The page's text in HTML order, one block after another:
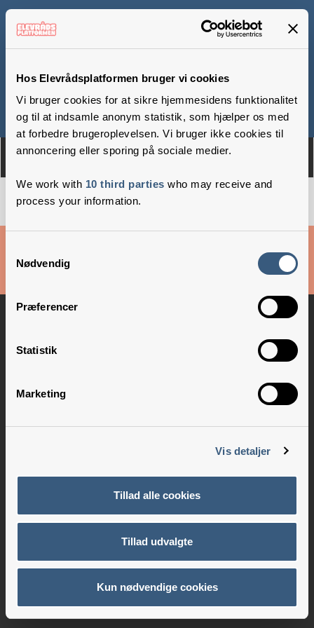
Hos Elevrådsplatformen bruger vi cookies
Vi bruger cookies for at sikre hjemmesidens funktionalitet
og til at indsamle anonym statistik, som hjælper os med
at forbedre brugeroplevelsen. Vi bruger ikke cookies til
annoncering eller sporing på sociale medier.
We work with 10 third parties who may receive and
process your information.
Nødvendig
Præferencer
Statistik
Marketing
Vis detaljer
Tillad alle cookies
Tillad udvalgte
Kun nødvendige cookies
Om Medlemmer